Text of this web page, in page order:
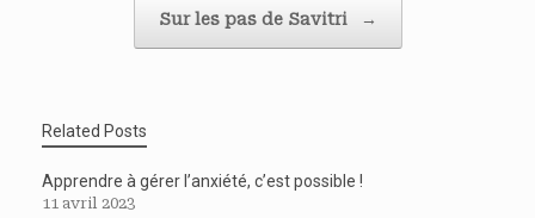
Sur les pas de Savitri →
Related Posts
Apprendre à gérer l’anxiété, c’est possible !
11 avril 2023